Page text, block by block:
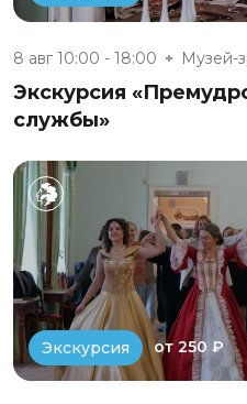
8 авг 10:00 - 18:00
Экскурсия
службы»
Экскурсия от 250 ₽